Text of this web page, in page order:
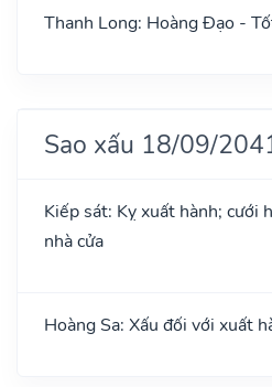
Thanh Long: Hoàng Đạo -
Sao xấu 18/09/
Kiếp sát: Kỵ xuất hành; cưới
nhà cửa
Hoàng Sa: Xấu đối với xuất